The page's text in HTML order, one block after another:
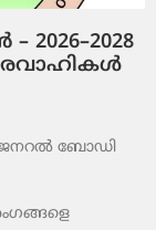
ജനറൽ ബോഡി